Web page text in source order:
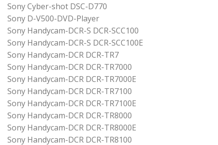
Sony Cyber-shot DSC-D770
Sony D-V500-DVD-Player
Sony Handycam-DCR-S DCR-SCC100
Sony Handycam-DCR-S DCR-SCC100E
Sony Handycam-DCR DCR-TR7
Sony Handycam-DCR DCR-TR7000
Sony Handycam-DCR DCR-TR7000E
Sony Handycam-DCR DCR-TR7100
Sony Handycam-DCR DCR-TR7100E
Sony Handycam-DCR DCR-TR8000
Sony Handycam-DCR DCR-TR8000E
Sony Handycam-DCR DCR-TR8100